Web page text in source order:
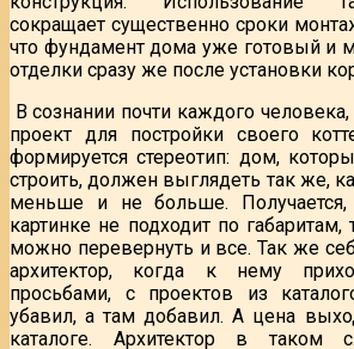
сокращает существенно сроки
что фундамент дома уже готовый и
отделки сразу же после установки
В сознании почти каждого
проект для постройки своего
формируется стереотип: дом,
строить, должен выглядеть так же,
меньше и не больше.
картинке не подходит по габаритам,
можно перевернуть и все. Так же
архитектор, когда к нему
просьбами, с проектов из
убавил, а там добавил. А цена
каталоге. Архитектор в таком